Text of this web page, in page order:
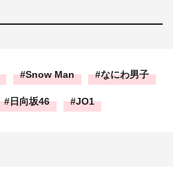
Snow Man なにわ男子
日向坂46 JO1